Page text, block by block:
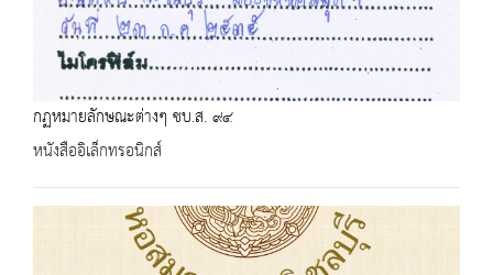
กฏหมายลักษณะต่างๆ ชบ.ส. ๙๔
หนังสืออิเล็กทรอนิกส์